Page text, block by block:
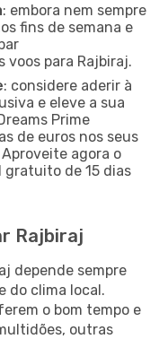
: embora nem sempre
fins de semana e
para Rajbiraj.
: considere aderir à
e eleve a sua
Prime
de euros nos seus
agora o
gratuito de 15 dias
Rajbiraj
depende sempre
do clima local.
o bom tempo e
outras